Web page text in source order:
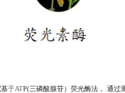
基于ATP(三磷酸腺苷）荧光酶法， 通过